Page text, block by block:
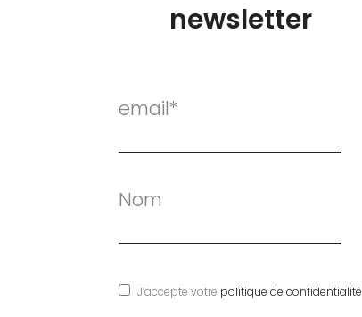
newsletter
email*
Nom
J’accepte votre politique de confidentialité